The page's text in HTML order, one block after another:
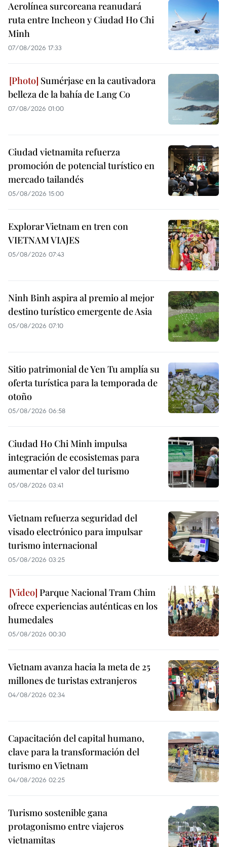
Aerolínea surcoreana reanudará
ruta entre Incheon y Ciudad Ho Chi
Minh
07/08/2026 17:33
Sumérjase en la cautivadora
belleza de la bahía de Lang Co
07/08/2026 01:00
Ciudad vietnamita refuerza
promoción de potencial turístico en
mercado tailandés
05/08/2026 15:00
Explorar Vietnam en tren con
VIETNAM VIAJES
05/08/2026 07:43
Ninh Binh aspira al premio al mejor
destino turístico emergente de Asia
05/08/2026 07:10
Sitio patrimonial de Yen Tu amplía su
oferta turística para la temporada de
otoño
05/08/2026 06:58
Ciudad Ho Chi Minh impulsa
integración de ecosistemas para
aumentar el valor del turismo
05/08/2026 03:41
Vietnam refuerza seguridad del
visado electrónico para impulsar
turismo internacional
05/08/2026 03:25
Parque Nacional Tram Chim
ofrece experiencias auténticas en los
humedales
05/08/2026 00:30
Vietnam avanza hacia la meta de 25
millones de turistas extranjeros
04/08/2026 02:34
Capacitación del capital humano,
clave para la transformación del
turismo en Vietnam
04/08/2026 02:25
Turismo sostenible gana
protagonismo entre viajeros
vietnamitas